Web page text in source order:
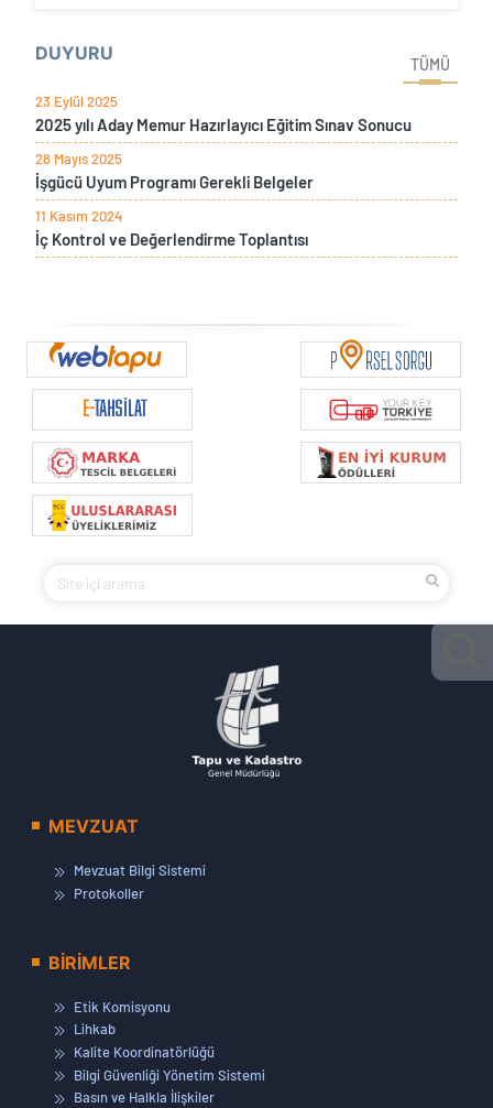
DUYURU
TÜMÜ
23 Eylül 2025
2025 yılı Aday Memur Hazırlayıcı Eğitim Sınav Sonucu
28 Mayıs 2025
İşgücü Uyum Programı Gerekli Belgeler
11 Kasım 2024
İç Kontrol ve Değerlendirme Toplantısı
MEVZUAT
Mevzuat Bilgi Sistemi
Protokoller
BİRİMLER
Etik Komisyonu
Lihkab
Kalite Koordinatörlüğü
Bilgi Güvenliği Yönetim Sistemi
Basın ve Halkla İlişkiler